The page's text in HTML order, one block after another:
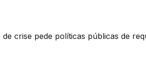
crise pede políticas públicas de